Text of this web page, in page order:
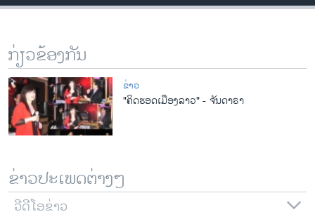
ທຸລະກິດ
ວີດີໂອ
ສຽງ
ລາຍການກະຈາຍສຽງ
ລາຍງານ
ຕິດຕາມພວກເຮົາ ທີ່
ພາສາຕ່າງໆ
ກ່ຽວຂ້ອງກັນ
ຂ່າວ
"ຄິດຮອດເມືອງລາວ" - ຈັນດາຣາ
ຂ່າວປະເພດຕ່າງໆ
ວີດີໂອຂ່າວ